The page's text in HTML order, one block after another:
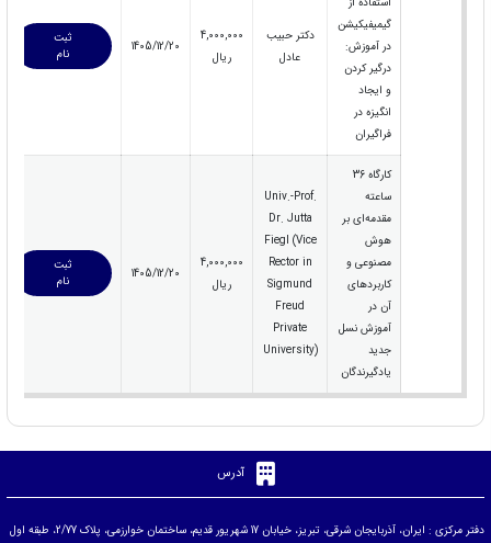
گیمیفیکیشن
در آموزش:
درگیر کردن
و ایجاد
انگیزه در
فراگیران
دکتر حبیب
عادل
4,000,000
ریال
1405/12/20
ثبت
نام
کارگاه 36
ساعته
مقدمه‌ای بر
هوش
مصنوعی و
کاربردهای
آن در
آموزش نسل
جدید
یادگیرندگان
Univ.-Prof.
Dr. Jutta
Fiegl (Vice
Rector in
Sigmund
Freud
Private
University)
4,000,000
ریال
1405/12/20
ثبت
نام
آدرس
دفتر مرکزی : ایران، آذربایجان شرقی، تبریز، خیابان 17 شهریور قدیم، ساختمان خوارزمی، پلاک 2/77، طبقه اول